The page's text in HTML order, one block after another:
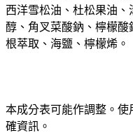
西洋雪松油、杜松果油
醇、角叉菜酸鈉、檸檬
根萃取、海鹽、檸檬烯。
本成分表可能作調整。
確資訊。​